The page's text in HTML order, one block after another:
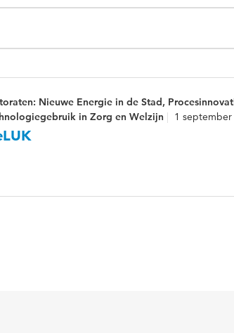
Nieuwe Energie in de Stad,
in Zorg en Welzijn
1